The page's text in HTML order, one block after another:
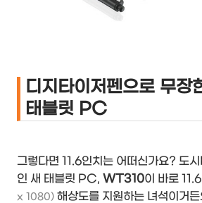
디지타이저펜으로 무장
태블릿 PC
그렇다면 11.6인치는 어떠신가요? 도
인 새 태블릿 PC, WT310이 바로
x 1080) 해상도를 지원하는 녀석이거든